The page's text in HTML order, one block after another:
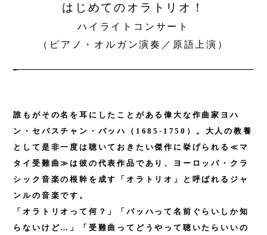
はじめてのオラトリオ！
ハイライトコンサート
（ピアノ・オルガン演奏／原語上演）
誰もがその名を耳にしたことがある偉大な作曲家ヨハ
ン・セバスチャン・バッハ（1685-1750）。大人の教養
として是非一度は聴いておきたい傑作に挙げられる≪マ
タイ受難曲≫は彼の代表作品であり、ヨーロッパ・クラ
シック音楽の根幹を成す「オラトリオ」と呼ばれるジャ
ンルの音楽です。
「オラトリオって何？」「バッハって名前ぐらいしか知
らないけど…」「受難曲ってどうやって聴いたらいいの